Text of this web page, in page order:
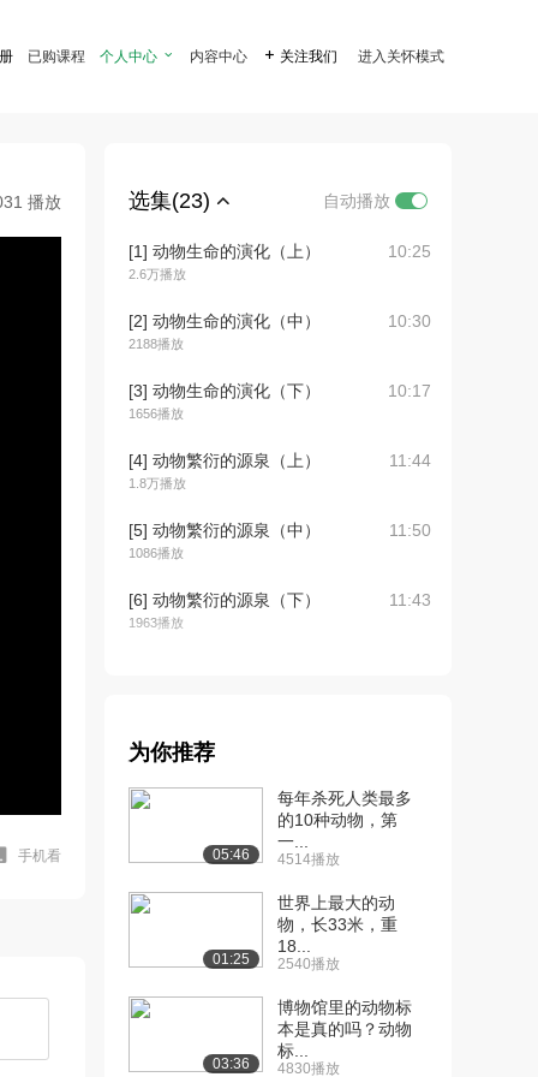
已购课程 个人中心  内容中心  关注我们 进入关怀模式
播放
手机看
选集(23) 自动播放
[1] 动物生命的演化（上）
2.6万播放
10:25
[2] 动物生命的演化（中）
2188播放
10:30
[3] 动物生命的演化（下）
1656播放
10:17
[4] 动物繁衍的源泉（上）
1.8万播放
11:44
[5] 动物繁衍的源泉（中）
1086播放
11:50
[6] 动物繁衍的源泉（下）
1963播放
11:43
[8] 动物生命的缔造者
（中）
[9] 动物生命的缔造者
（下）
1951播放
[10] 动物繁衍的自然途径
1.1万播放
[11] 动物繁衍的自然途径
为你推荐
05:46
每年杀死人类最多
的10种动物，第
一...
4514播放
01:25
世界上最大的动
物，长33米，重
18...
2540播放
03:36
博物馆里的动物标
本是真的吗？动物
标...
4830播放